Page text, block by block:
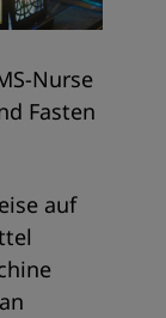
Nurse
Fasten
auf